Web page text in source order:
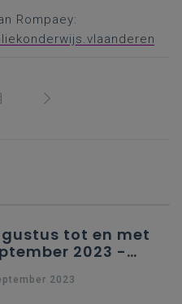
Rompaey:
tot en met
2023 -
2023